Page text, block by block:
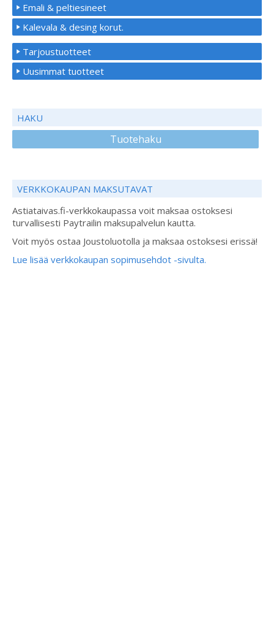
Emali & peltiesineet
Kalevala & desing korut.
Tarjoustuotteet
Uusimmat tuotteet
HAKU
Tuotehaku
VERKKOKAUPAN MAKSUTAVAT
Astiataivas.fi-verkkokaupassa voit maksaa ostoksesi
turvallisesti Paytrailin maksupalvelun kautta.
Voit myös ostaa Joustoluotolla ja maksaa ostoksesi erissä!
Lue lisää verkkokaupan sopimusehdot -sivulta.